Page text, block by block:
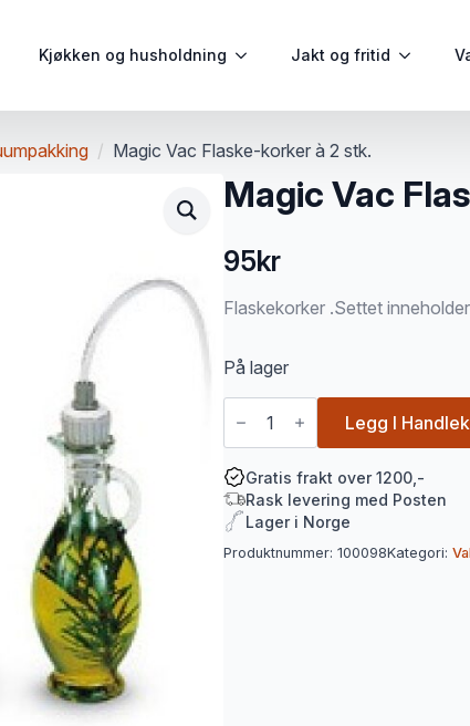
Kjøkken og husholdning Jakt og fritid
Magic Vac Flaske-korker à 2 stk.
Magic Vac
95kr
Flaskekorker .Settet
På lager
Magic
Vac
Flaske-
à
2
stk.
antall
Legg I
Gratis frakt over 1200,-
Rask levering med Posten
Lager i Norge
Produktnummer: 100098Kategori: